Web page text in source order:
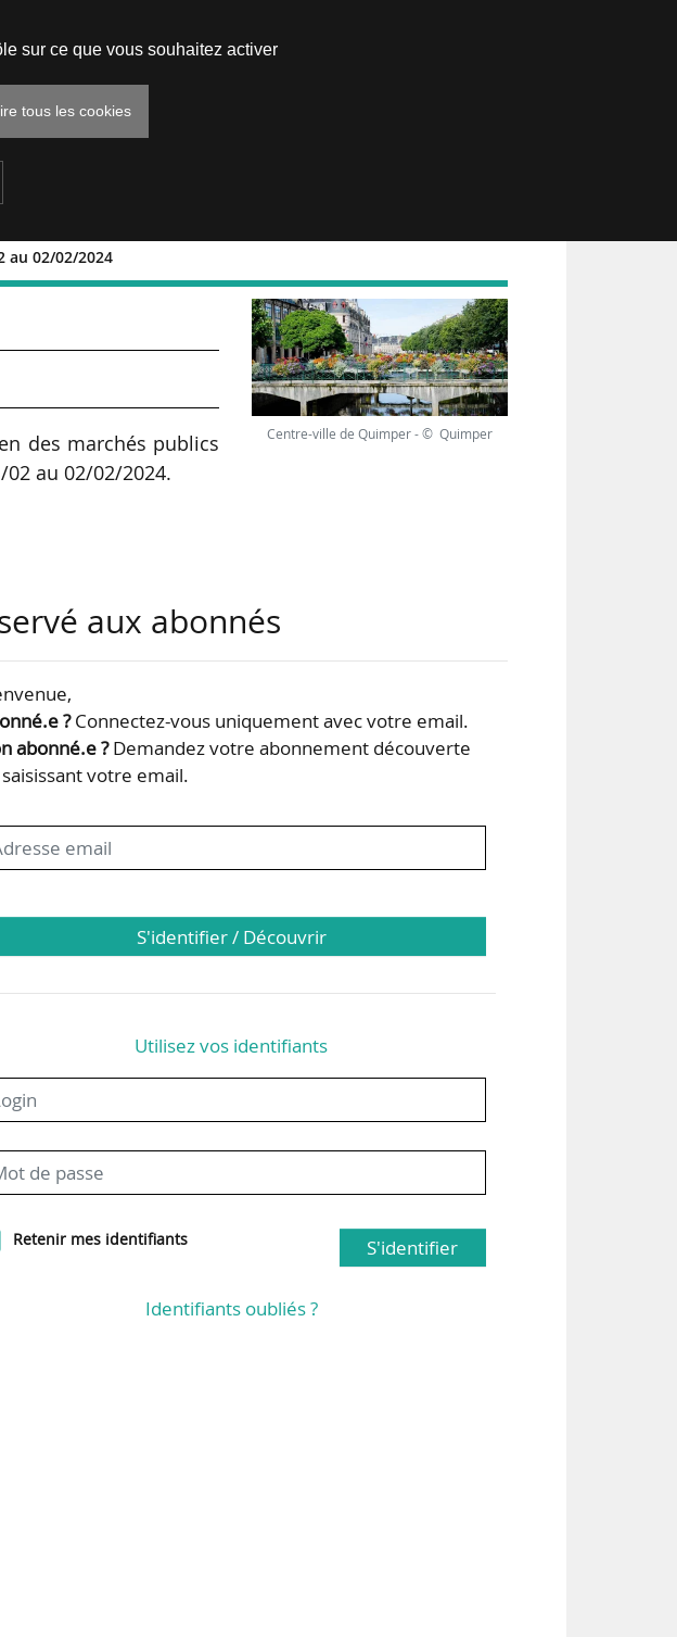
02/02/2024
les mobilités du
des marchés publics
au 02/02/2024.
TPMR pour le réseau
des parkings en
Centre-ville de Quimper - © Quimper
aux abonnés
?Connectez-vous uniquement avec votre email.
abonné.e ?Demandez votre abonnement découverte
votre email.
S'identifier / Découvrir
Utilisez vos identifiants
Retenir mes identifiants S'identifier
Identifiants oubliés ?
sur ce que vous souhaitez activer
tous les cookies